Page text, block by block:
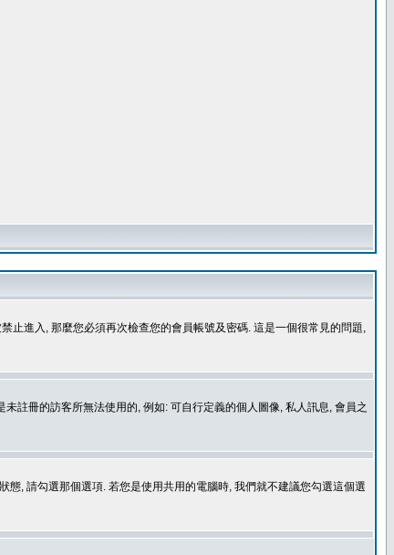
止進入, 那麼您必須再次檢查您的會員帳號及密碼. 這是一個很常見的問題,
註冊的訪客所無法使用的, 例如: 可自行定義的個人圖像, 私人訊息, 會員之
, 請勾選那個選項. 若您是使用共用的電腦時, 我們就不建議您勾選這個選